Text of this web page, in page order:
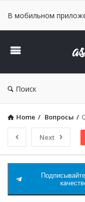
В мобильном
Поиск
Home / Вопросы /
Next